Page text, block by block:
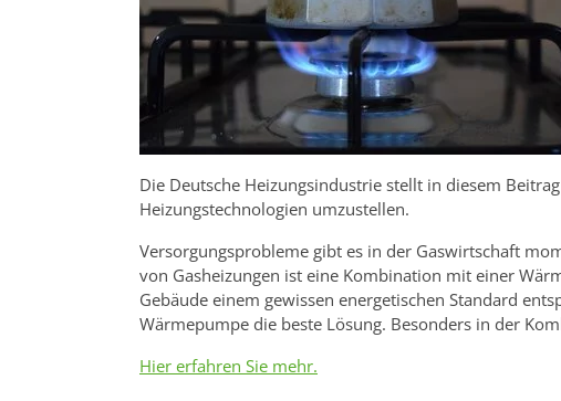
Die Deutsche Heizungsindustrie stellt in diesem
Heizungstechnologien umzustellen.
Versorgungsprobleme gibt es in der Gaswirtschaft
von Gasheizungen ist eine Kombination mit einer
Gebäude einem gewissen energetischen Standard
Wärmepumpe die beste Lösung. Besonders in der
Hier erfahren Sie mehr.